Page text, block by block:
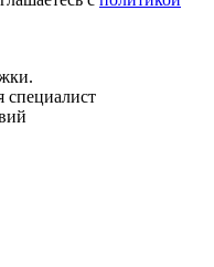
специалист